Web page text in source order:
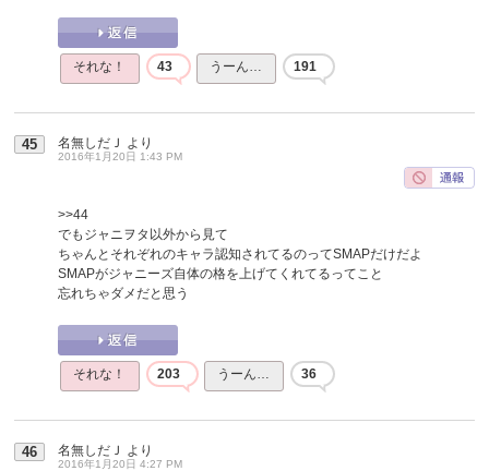
それな！ 43 うーん… 191
45 名無しだＪ より
2016年1月20日 1:43 PM
>>44
でもジャニヲタ以外から見て
ちゃんとそれぞれのキャラ認知されてるのってSMAPだけだよ
SMAPがジャニーズ自体の格を上げてくれてるってこと
忘れちゃダメだと思う
それな！ 203 うーん… 36
46 名無しだＪ より
2016年1月20日 4:27 PM